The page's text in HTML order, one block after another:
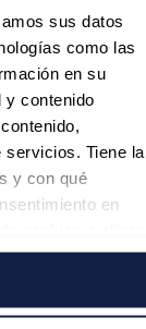
sus datos
como las
en su
y contenido
servicios. Tiene la
y con qué
en
el próximo día 7.
gigantes
12.000
en